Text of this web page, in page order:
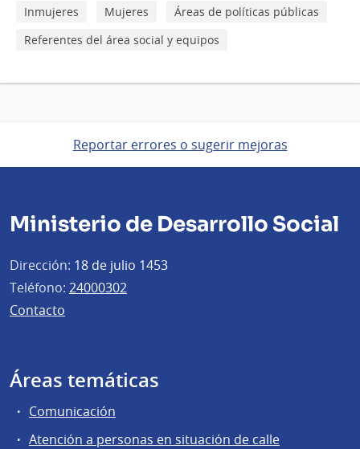
Inmujeres Mujeres
Áreas de políticas públicas
Referentes del área social y equipos
Reportar errores o sugerir mejoras
Ministerio de Desarrollo Social
Dirección: 18 de julio 1453
Teléfono: 24000302
Contacto
Áreas temáticas
Comunicación
Atención a personas en situación de calle